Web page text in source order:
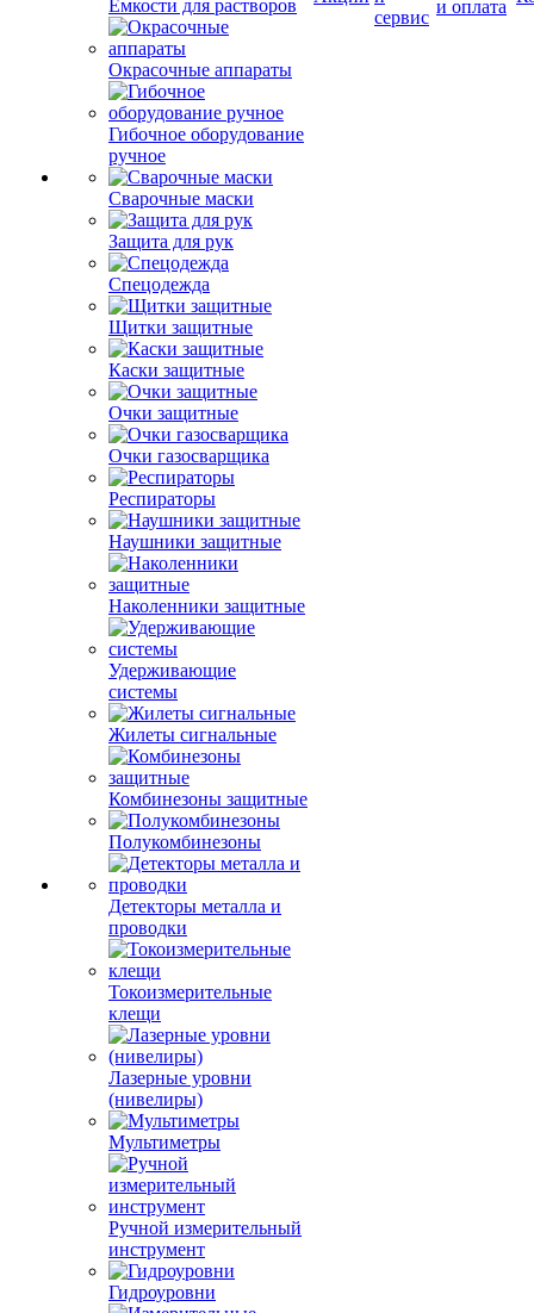
Емкости для растворов
Окрасочные аппараты
Гибочное оборудование
ручное
Сварочные маски
Защита для рук
Спецодежда
Щитки защитные
Каски защитные
Очки защитные
Очки газосварщика
Респираторы
Наушники защитные
Наколенники защитные
Удерживающие
системы
Жилеты сигнальные
Комбинезоны защитные
Полукомбинезоны
Детекторы металла и
проводки
Токоизмерительные
клещи
Лазерные уровни
(нивелиры)
Мультиметры
Ручной измерительный
инструмент
Гидроуровни
сервис
и оплата